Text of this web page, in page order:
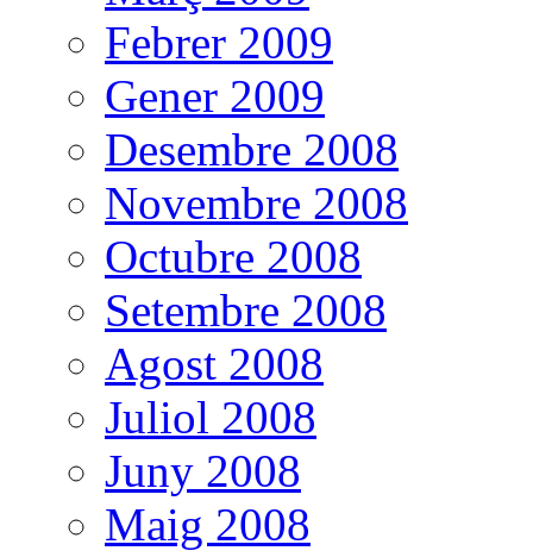
Febrer 2009
Gener 2009
Desembre 2008
Novembre 2008
Octubre 2008
Setembre 2008
Agost 2008
Juliol 2008
Juny 2008
Maig 2008